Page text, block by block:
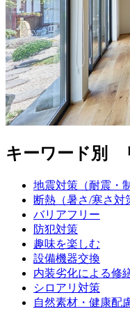
キーワード別
地震対策（耐震・
断熱（暑さ/寒さ対
バリアフリー
防犯対策
趣味を楽しむ
設備機器交換
内装劣化による修
シロアリ対策
自然素材・健康配